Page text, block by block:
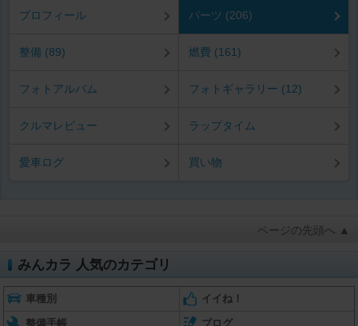
プロフィール パーツ (206)
整備 (89) 燃費 (161)
フォトアルバム フォトギャラリー (12)
クルマレビュー ラップタイム
愛車ログ 買い物
ページの先頭へ ▲
みんカラ 人気のカテゴリ
車種別 イイね！
整備手帳 ブログ